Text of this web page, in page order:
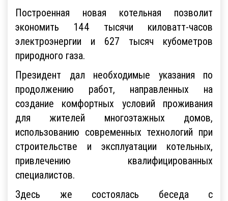
Построенная новая котельная позволит
экономить 144 тысячи киловатт-часов
электроэнергии и 627 тысяч кубометров
природного газа.
Президент дал необходимые указания по
продолжению работ, направленных на
создание комфортных условий проживания
для жителей многоэтажных домов,
использованию современных технологий при
строительстве и эксплуатации котельных,
привлечению квалифицированных
специалистов.
Здесь же состоялась беседа с